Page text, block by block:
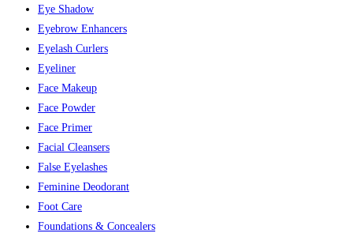
Eye Shadow
Eyebrow Enhancers
Eyelash Curlers
Eyeliner
Face Makeup
Face Powder
Face Primer
Facial Cleansers
False Eyelashes
Feminine Deodorant
Foot Care
Foundations & Concealers